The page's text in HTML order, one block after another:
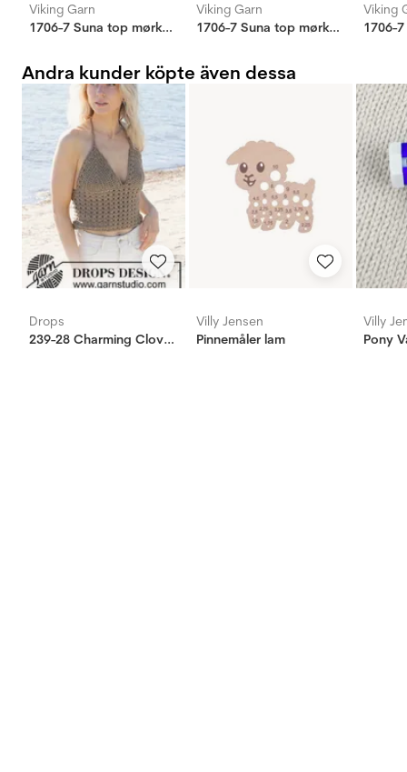
Viking Garn
1706-7 Suna top mørkgrå
Viking Garn
1706-7 Suna top mørkgrå
Viking
Andra kunder köpte även dessa
Drops
239-28 Charming Clover Top
Villy Jensen
Pinnemåler lam
Villy
Pony